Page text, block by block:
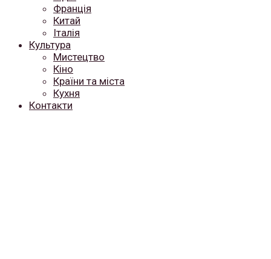
Франція
Китай
Італія
Культура
Мистецтво
Кіно
Країни та міста
Кухня
Контакти